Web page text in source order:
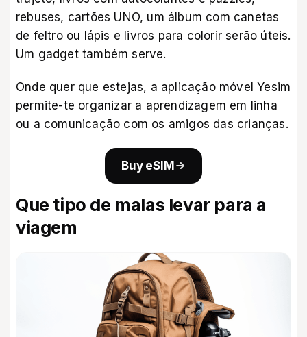
rebuses, cartões UNO, um álbum com canetas
de feltro ou lápis e livros para colorir serão úteis.
Um gadget também serve.
Onde quer que estejas, a aplicação móvelYesim
permite-te organizar a aprendizagem em linha
ou a comunicação com os amigos das crianças.
Buy eSIM
Que tipo de malas levar para a
viagem